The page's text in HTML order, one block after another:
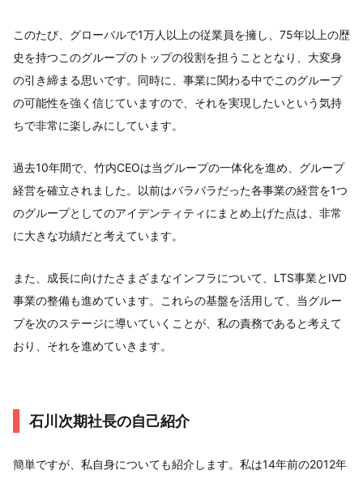
このたび、グローバルで1万人以上の従業員を擁し、75年以上の歴
史を持つこのグループのトップの役割を担うこととなり、大変身
の引き締まる思いです。同時に、事業に関わる中でこのグループ
の可能性を強く信じていますので、それを実現したいという気持
ちで非常に楽しみにしています。
過去10年間で、竹内CEOは当グループの一体化を進め、グループ
経営を確立されました。以前はバラバラだった各事業の経営を1つ
のグループとしてのアイデンティティにまとめ上げた点は、非常
に大きな功績だと考えています。
また、成長に向けたさまざまなインフラについて、LTS事業とIVD
事業の整備も進めています。これらの基盤を活用して、当グルー
プを次のステージに導いていくことが、私の責務であると考えて
おり、それを進めていきます。
石川次期社長の自己紹介
簡単ですが、私自身についても紹介します。私は14年前の2012年